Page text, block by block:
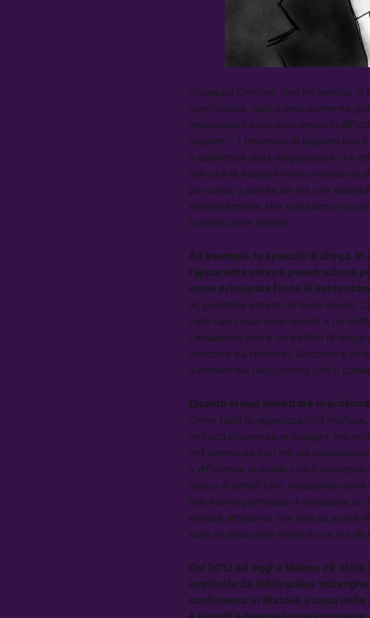
Giuseppe Gennari: Non mi sembra
significative, quindi probabilmente
meccanismi sono stati messi in
scoperti – i fenomeni di rapporti con
o addirittura della magistratura che
dire che le indagini hanno messo un
per certo, a partire da me che
semplicemente che non siamo
facendo altre attività.
Ad esempio, lo spaccio di droga.
l’apparente minore penetrazione
come principale fonte di
Sì, potrebbe essere un buon segno.
certi casi i clan sono tornati a un
Lombardia] non è un traffico di
vendono sul territorio. Siccome è
a entrare nei meccanismi che ti
Quanto si può penetrare in
Come tutte le organizzazioni
entrarci attraverso le indagini, ma
dell’interno se non hai dei
a differenza di quello che è
sacco di pentiti che, rilasciando
fine hanno permesso di realizzare un
entrare all’interno, ma non ad avere
sono le dinamiche Nord-Sud e via
Dal 2013 ad oggi a Milano c’è
inquinato da infiltrazioni
conferenza in Statale, il capo